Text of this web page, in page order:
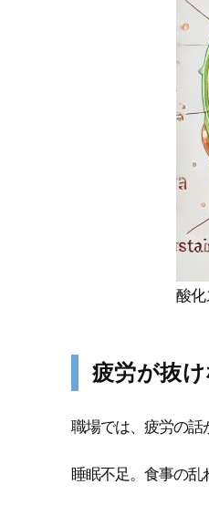
酸化
疲労が抜
職場では、疲労の話
睡眠不足。食事の乱